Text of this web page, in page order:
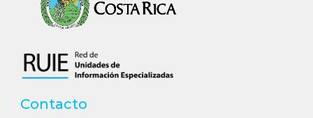
Contacto